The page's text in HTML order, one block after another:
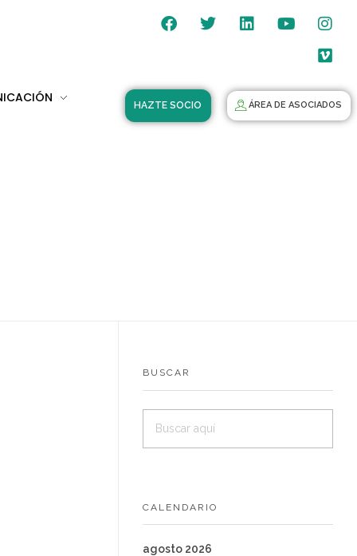
HAZTE SOCIO ÁREA DE ASOCIADOS
BUSCAR
CALENDARIO
agosto 2026